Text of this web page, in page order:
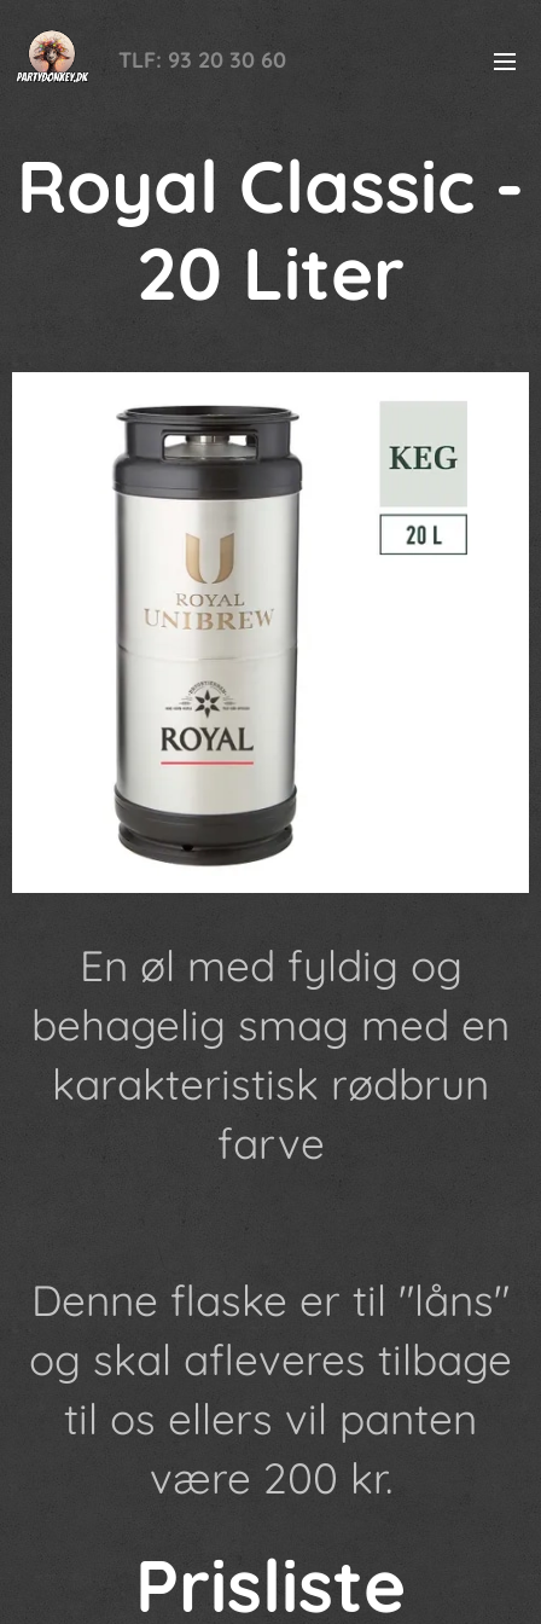
TLF: 93 20 30 60
Royal Classic -
20 Liter
En øl med fyldig og
behagelig smag med en
karakteristisk rødbrun
farve
Denne flaske er til "låns"
og skal afleveres tilbage
til os ellers vil panten
være 200 kr.
Prisliste